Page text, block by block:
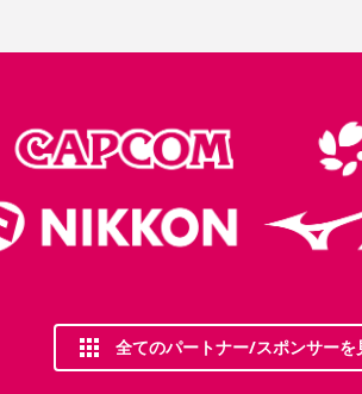
全てのパートナー/スポンサーを